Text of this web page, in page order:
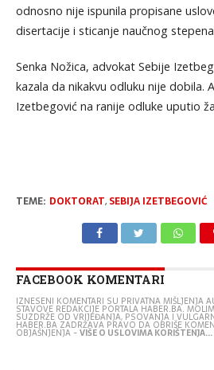
odnosno nije ispunila propisane
disertacije i sticanje naučnog
Senka Nožica, advokat Sebije
kazala da nikakvu odluku nije dobila.
Izetbegović na ranije odluke uputio
TEME: DOKTORAT, SEBIJA IZETBEGOVIĆ
FACEBOOK KOMENTARI
IZNESENI KOMENTARI SU PRIVATNA MIŠLJENJA
STAVOVE REDAKCIJE PORTALA HABER.BA.
SUZDRŽE OD VRIJEĐANJA, PSOVANJA I
HABER.BA ZADRŽAVA PRAVO DA OBRIŠE
OBJAŠNJENJA -VIŠE O USLOVIMA KORIŠTENJA...